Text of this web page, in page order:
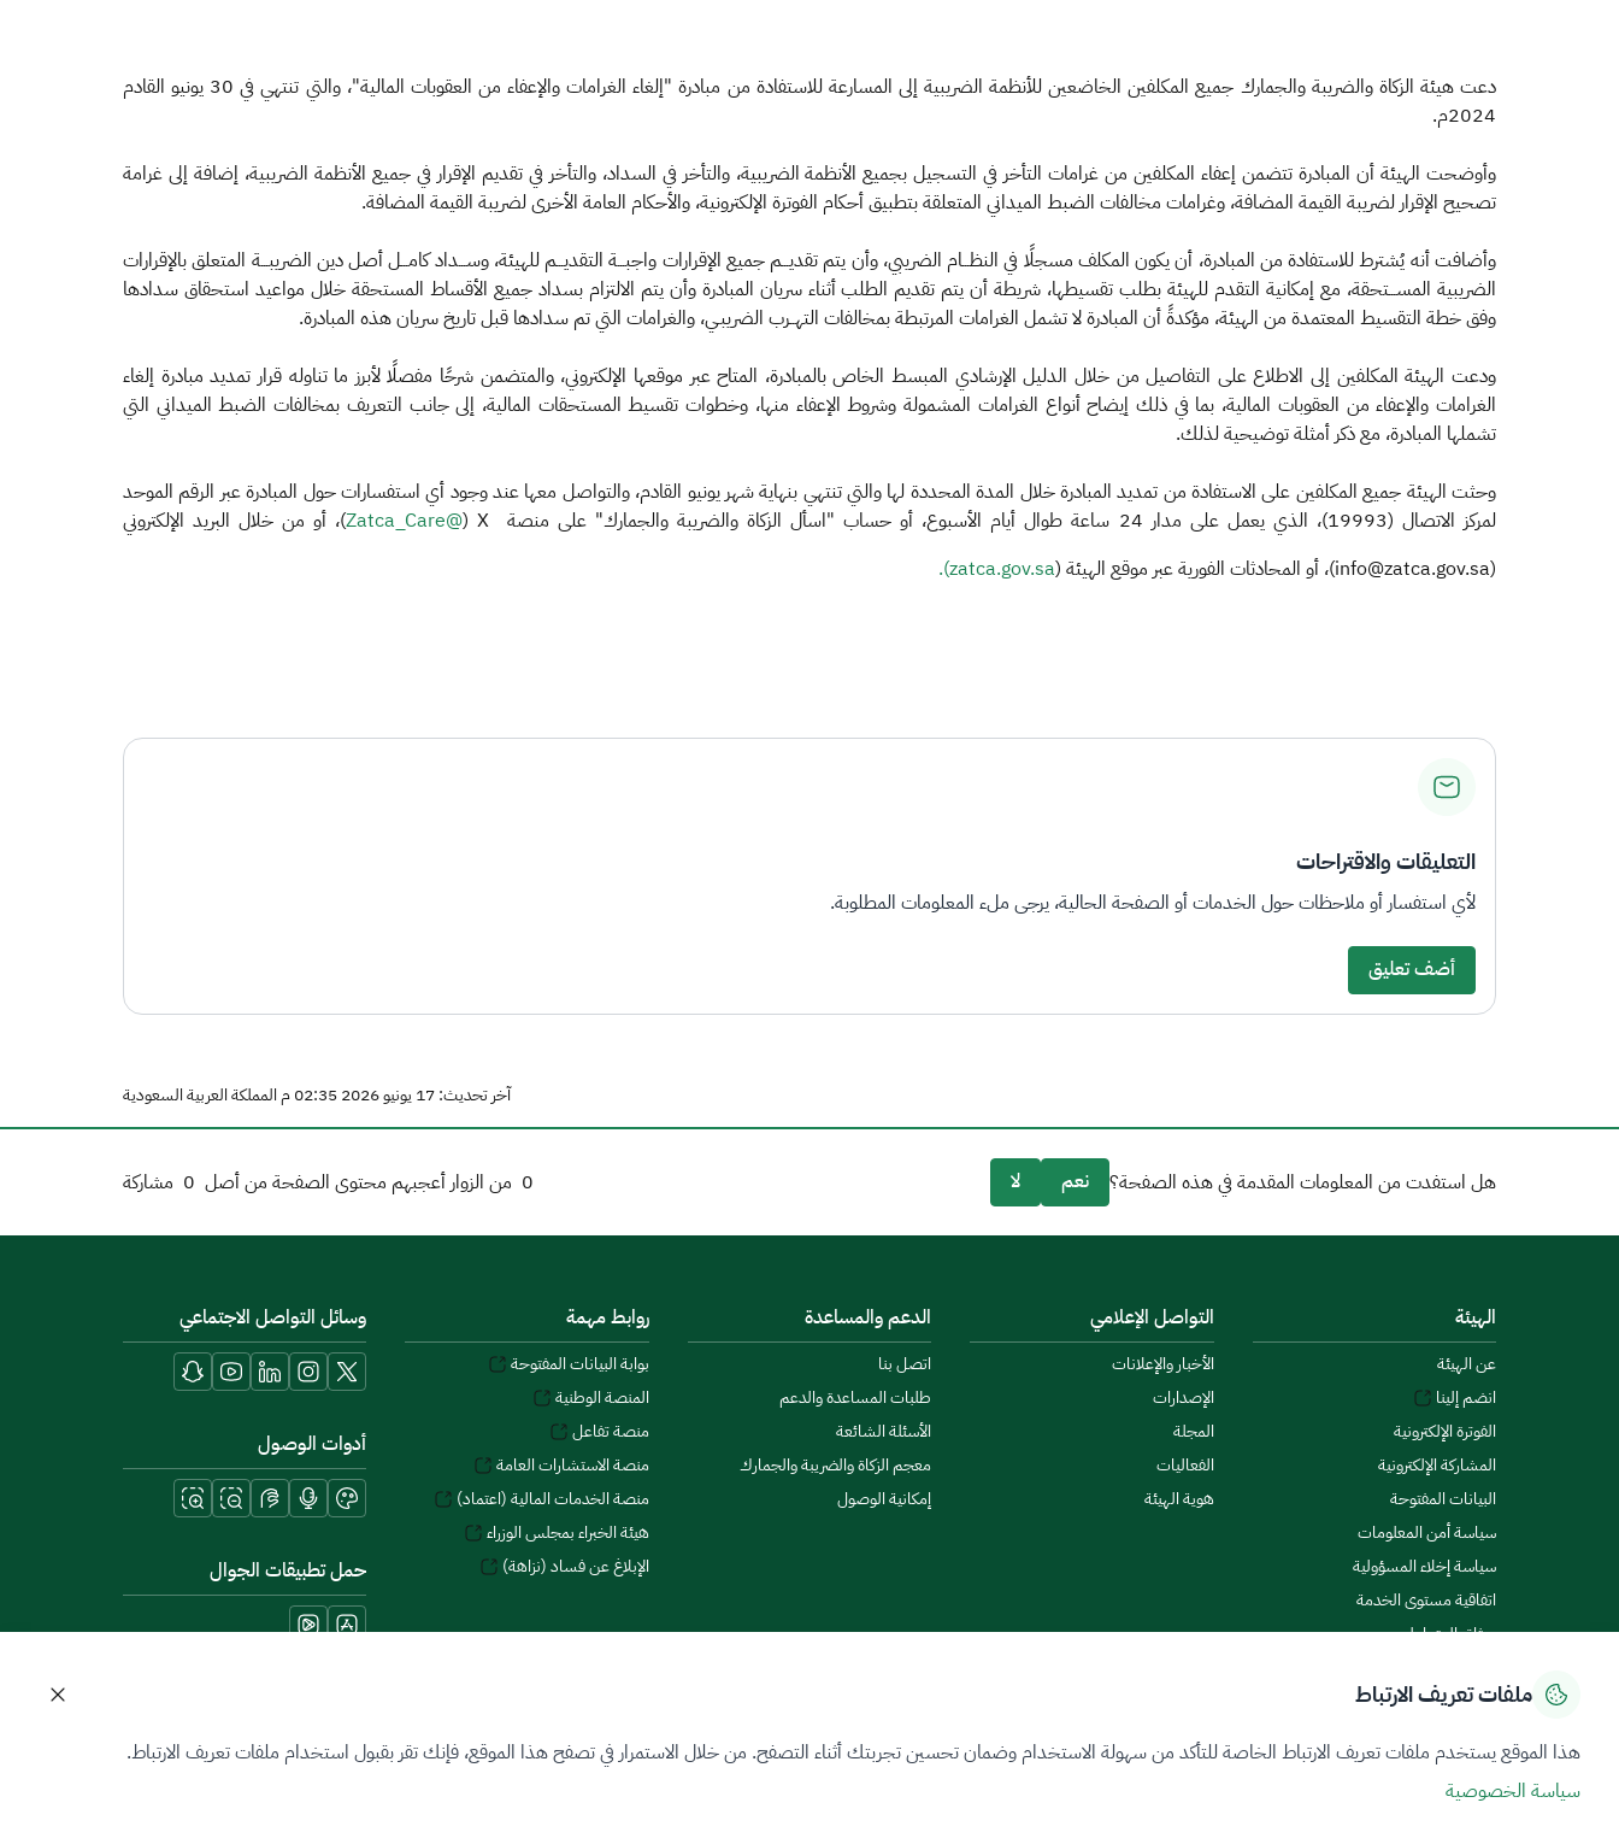
دعت هيئة الزكاة والضريبة والجمارك جميع المكلفين الخاضعين للأنظمة الضريبية إلى المسارعة للاستفادة من مبادرة "إلغاء الغرامات والإعفاء من العقوبات المالية"، والتي تنتهي في 30 يونيو القادم
2024م.
وأوضحت الهيئة أن المبادرة تتضمن إعفاء المكلفين من غرامات التأخر في التسجيل بجميع الأنظمة الضريبية، والتأخر في السداد، والتأخر في تقديم الإقرار في جميع الأنظمة الضريبية، إضافة إلى غرامة
تصحيح الإقرار لضريبة القيمة المضافة، وغرامات مخالفات الضبط الميداني المتعلقة بتطبيق أحكام الفوترة الإلكترونية، والأحكام العامة الأخرى لضريبة القيمة المضافة.
وأضافت أنه يُشترط للاستفادة من المبادرة، أن يكون المكلف مسجلًا في النظـــام الضريبي، وأن يتم تقديـــم جميع الإقرارات واجبـــة التقديـــم للهيئة، وســـداد كامـــل أصل دين الضريبـــة المتعلق بالإقرارات
الضريبية المســـتحقة، مع إمكانية التقدم للهيئة بطلب تقسيطها، شريطة أن يتم تقديم الطلب أثناء سريان المبادرة وأن يتم الالتزام بسداد جميع الأقساط المستحقة خلال مواعيد استحقاق سدادها
وفق خطة التقسيط المعتمدة من الهيئة، مؤكدةً أن المبادرة لا تشمل الغرامات المرتبطة بمخالفات التهــرب الضريبـي، والغرامات التي تم سدادها قبل تاريخ سريان هذه المبادرة.
ودعت الهيئة المكلفين إلى الاطلاع على التفاصيل من خلال الدليل الإرشادي المبسط الخاص بالمبادرة، المتاح عبر موقعها الإلكتروني، والمتضمن شرحًا مفصلًا لأبرز ما تناوله قرار تمديد مبادرة إلغاء
الغرامات والإعفاء من العقوبات المالية، بما في ذلك إيضاح أنواع الغرامات المشمولة وشروط الإعفاء منها، وخطوات تقسيط المستحقات المالية، إلى جانب التعريف بمخالفات الضبط الميداني التي
تشملها المبادرة، مع ذكر أمثلة توضيحية لذلك.
وحثت الهيئة جميع المكلفين على الاستفادة من تمديد المبادرة خلال المدة المحددة لها والتي تنتهي بنهاية شهر يونيو القادم، والتواصل معها عند وجود أي استفسارات حول المبادرة عبر الرقم الموحد
لمركز الاتصال (19993)، الذي يعمل على مدار 24 ساعة طوال أيام الأسبوع، أو حساب "اسأل الزكاة والضريبة والجمارك" على منصة X (
@Zatca_Care
)، أو من خلال البريد الإلكتروني
(info@zatca.gov.sa)، أو المحادثات الفورية عبر موقع الهيئة (
zatca.gov.sa).​
التعليقات والاقتراحات
لأي استفسار أو ملاحظات حول الخدمات أو الصفحة الحالية، يرجى ملء المعلومات المطلوبة.
أضف تعليق
آخر تحديث: 17 يونيو 2026 02:35 م المملكة العربية السعودية
0 من الزوار أعجبهم محتوى الصفحة من أصل 0 مشاركة هل استفدت من المعلومات المقدمة في هذه الصفحة؟ نعم لا
الهيئة
عن الهيئة
انضم إلينا
الفوترة الإلكترونية
المشاركة الإلكترونية
البيانات المفتوحة
سياسة أمن المعلومات
سياسة إخلاء المسؤولية
اتفاقية مستوى الخدمة
ميثاق المتعاملين
التواصل الإعلامي
الأخبار والإعلانات
الإصدارات
المجلة
الفعاليات
هوية الهيئة
الدعم والمساعدة
اتصل بنا
طلبات المساعدة والدعم
الأسئلة الشائعة
معجم الزكاة والضريبة والجمارك
إمكانية الوصول
روابط مهمة
بوابة البيانات المفتوحة
المنصة الوطنية
منصة تفاعل
منصة الاستشارات العامة
منصة الخدمات المالية (اعتماد)
هيئة الخبراء بمجلس الوزراء
الإبلاغ عن فساد (نزاهة)
وسائل التواصل الاجتماعي
أدوات الوصول
حمل تطبيقات الجوال
جميع الحقوق محفوظة 2026 © ZATCA.GOV.SA
ملفات تعريف الارتباط
هذا الموقع يستخدم ملفات تعريف الارتباط الخاصة للتأكد من سهولة الاستخدام وضمان تحسين تجربتك أثناء التصفح. من خلال الاستمرار في تصفح هذا الموقع، فإنك تقر بقبول استخدام ملفات تعريف الارتباط.
سياسة الخصوصية